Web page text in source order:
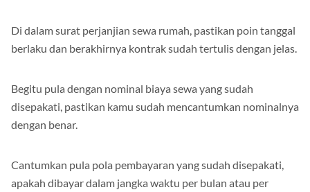
Di dalam surat perjanjian sewa rumah, pastikan poin tanggal
berlaku dan berakhirnya kontrak sudah tertulis dengan jelas.
Begitu pula dengan nominal biaya sewa yang sudah
disepakati, pastikan kamu sudah mencantumkan nominalnya
dengan benar.
Cantumkan pula pola pembayaran yang sudah disepakati,
apakah dibayar dalam jangka waktu per bulan atau per